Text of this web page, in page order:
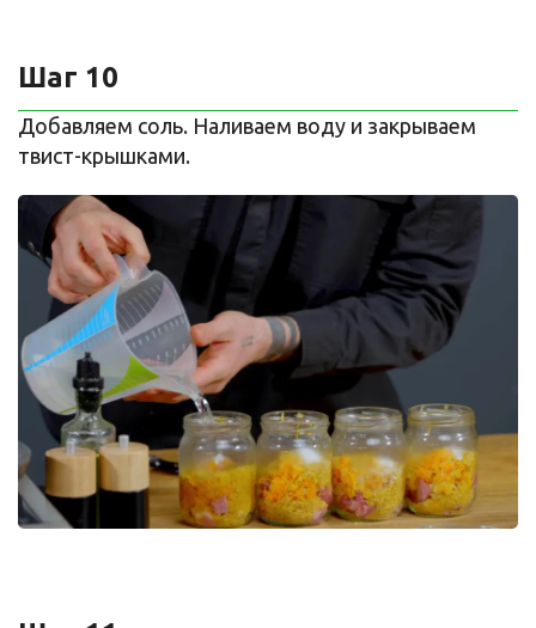
Шаг 10
Добавляем соль. Наливаем воду и закрываем
твист-крышками.